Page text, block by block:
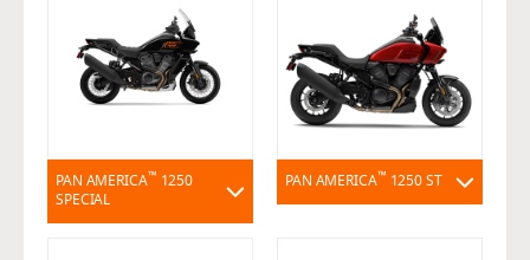
PAN AMERICA™ 1250
SPECIAL
PAN AMERICA™ 1250 ST